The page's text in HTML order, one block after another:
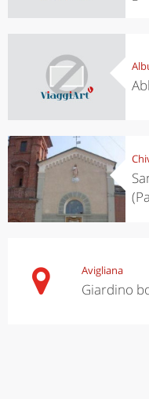
Avigliana
Giardino